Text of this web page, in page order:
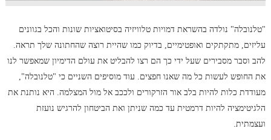
"טלנובלה" נולדה בהשראת דמויות טלוויזיה בסיטואציות שונות והכל בגוונים
עליזים, מתקתקים ואופטימיים, בדיוק כמו שהיית רוצה שהחתונה שלך תראה.
להב וסבר מסבירים שעל ידי כך הם רצו להבליט את עולם הדימיון שמאפשר לנו
את החופש לעשות כל מה שאנו חפצים. עוד מוסיפים השניים כי "טלנובלה",
מעודדת כלות להיות בלב אור הזרקורים ולככב אל מול המצלמה. היא נותנת את
הלגיטימציה להיות דרמטית עד כמה שניתן ואת הביטחון להרגיש נועזת
ועצמתית.